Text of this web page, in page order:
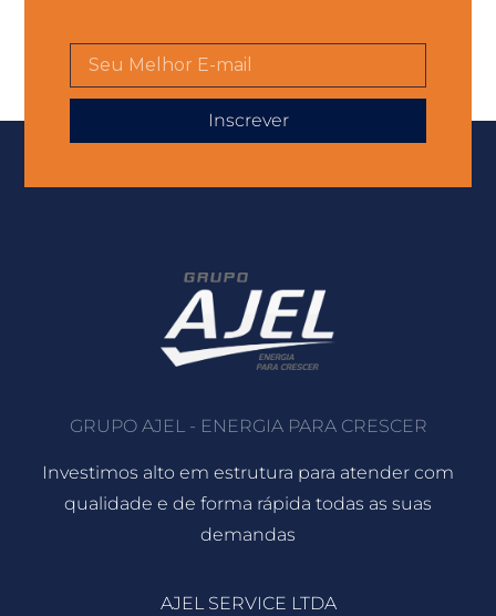
Inscrever
GRUPO AJEL - ENERGIA PARA CRESCER
Investimos alto em estrutura para atender com
qualidade e de forma rápida todas as suas
demandas
AJEL SERVICE LTDA